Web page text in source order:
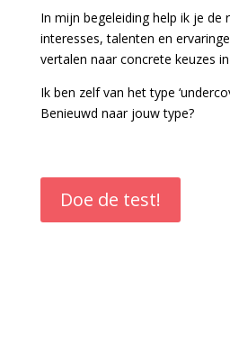
In mijn begeleiding help ik je de
interesses, talenten en
vertalen naar concrete keuzes
Ik ben zelf van het type
Benieuwd naar jouw type?
Doe de test!